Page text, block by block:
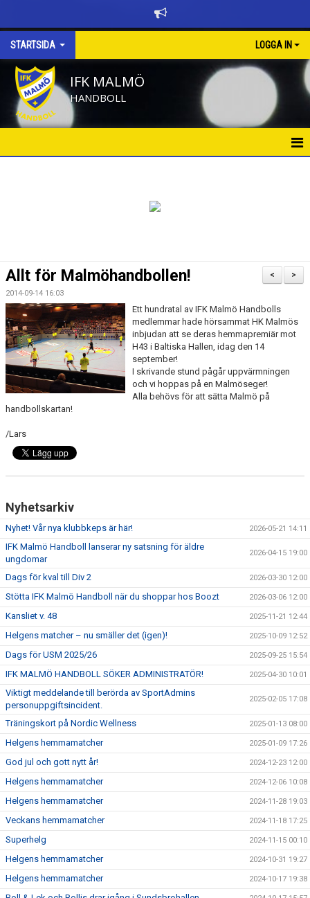
STARTSIDA LOGGA IN
IFK MALMÖ
HANDBOLL
NYHETSARKIV
BILDGALLERI
MATCHER
FÖRENINGEN
LÄNKAR
ÅRSHJUL
IDROTTSSKADA
PARTNERS & SPONSRING
TRÄNINGSKLÄDER
OM OSS
KÖPA TRÄNINGSKORT NORDIC WELLNESS
>
<
Allt för Malmöhandbollen!
2014-09-14 16:03
Ett hundratal av IFK Malmö Handbolls
medlemmar hade hörsammat HK Malmös
inbjudan att se deras hemmapremiär mot
H43 i Baltiska Hallen, idag den 14
september!
I skrivande stund pågår uppvärmningen
och vi hoppas på en Malmöseger!
Alla behövs för att sätta Malmö på
handbollskartan!
/Lars
Nyhetsarkiv
Nyhet! Vår nya klubbkeps är här! 2026-05-21 14:11
IFK Malmö Handboll lanserar ny satsning för äldre
ungdomar
2026-04-15 19:00
Dags för kval till Div 2 2026-03-30 12:00
Stötta IFK Malmö Handboll när du shoppar hos Boozt 2026-03-06 12:00
Kansliet v. 48 2025-11-21 12:44
Helgens matcher – nu smäller det (igen)! 2025-10-09 12:52
Dags för USM 2025/26 2025-09-25 15:54
IFK MALMÖ HANDBOLL SÖKER ADMINISTRATÖR! 2025-04-30 10:01
Viktigt meddelande till berörda av SportAdmins
personuppgiftsincident.
2025-02-05 17:08
Träningskort på Nordic Wellness 2025-01-13 08:00
Helgens hemmamatcher 2025-01-09 17:26
God jul och gott nytt år! 2024-12-23 12:00
Helgens hemmamatcher 2024-12-06 10:08
Helgens hemmamatcher 2024-11-28 19:03
Veckans hemmamatcher 2024-11-18 17:25
Superhelg 2024-11-15 00:10
Helgens hemmamatcher 2024-10-31 19:27
Helgens hemmamatcher 2024-10-17 19:38